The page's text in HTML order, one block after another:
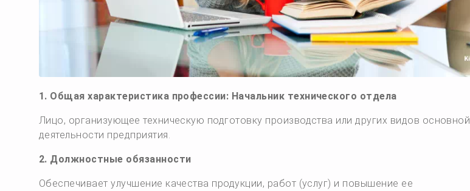
1. Общая характеристика профессии: Начальник технического отдела
Лицо, организующее техническую подготовку производства или других видов основной
деятельности предприятия.
2. Должностные обязанности
Обеспечивает улучшение качества продукции, работ (услуг) и повышение ее